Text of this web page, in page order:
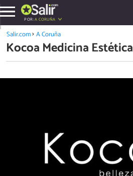
POR:A CORUÑA
Salir.com A Coruña
Kocoa Medicina Estética